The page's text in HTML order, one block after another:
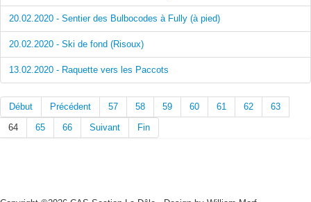
20.02.2020 - Sentier des Bulbocodes à Fully (à pied)
20.02.2020 - Ski de fond (Risoux)
13.02.2020 - Raquette vers les Paccots
Début Précédent 57 58 59 60 61 62
63
64
65 66 Suivant Fin